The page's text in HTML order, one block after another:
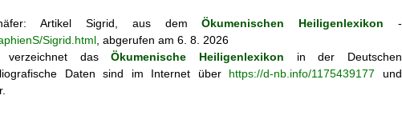
ArtikelSigrid, aus demÖkumenischen Heiligenlexikon -
Sigrid.html , abgerufen am 6. 8. 2026
verzeichnet dasÖkumenische Heiligenlexikon in der Deutschen
Daten sind im Internet über https://d-nb.info/1175439177 und